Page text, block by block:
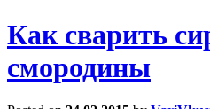
Как сварить
смородины